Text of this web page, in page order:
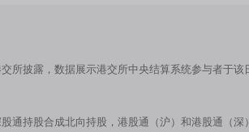
所披露，数据展示港交所中央结算系统参与者于
通持股合成北向持股，港股通（沪）和港股通（深